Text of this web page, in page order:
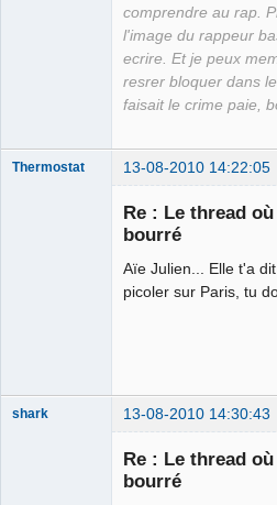
comprendre au rap.
l'image du rappeur
ecrire. Et je peux
resrer bloquer dans
faisait le crime paie,
Thermostat 13-08-2010 14:22:05
Re : Le thread
bourré
Aïe Julien... Elle t'a
picoler sur Paris, tu
shark 13-08-2010 14:30:43
Re : Le thread
bourré